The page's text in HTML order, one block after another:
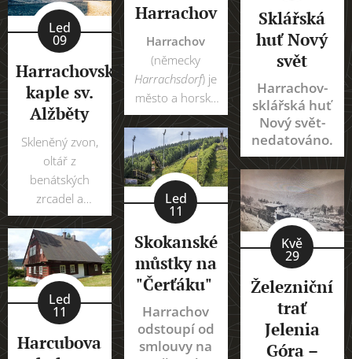
Led
09
Harrachovská
kaple sv.
Alžběty
Skleněný zvon,
oltář z
benátských
zrcadel a
bohatě zdobená
vitrážová okna
jsou ozdobou
kamenné
pseudogotické
kaple sv. Alžběty
Libereckém kraji,
Harrachov
Harrachov
(německy
Harrachsdorf) je
město a horské
středisko v
Krkonoších.
Rozkládá se pod
Čertovou horou
v údolí říčky
Mumlavy. Leží v
nad Nisou v
Libereckém
kraji. Území
města přímo
sousedí s
Polskem, s nímž
Sklářská
huť Nový
svět
Harrachov-
sklářská huť
Nový svět-
nedatováno.
Led
11
Harcubova
Led
11
Skokanské
můstky na
"Čerťáku"
Harrachov
odstoupí od
smlouvy na
Kvě
29
Železniční
trať
Jelenia
Góra –